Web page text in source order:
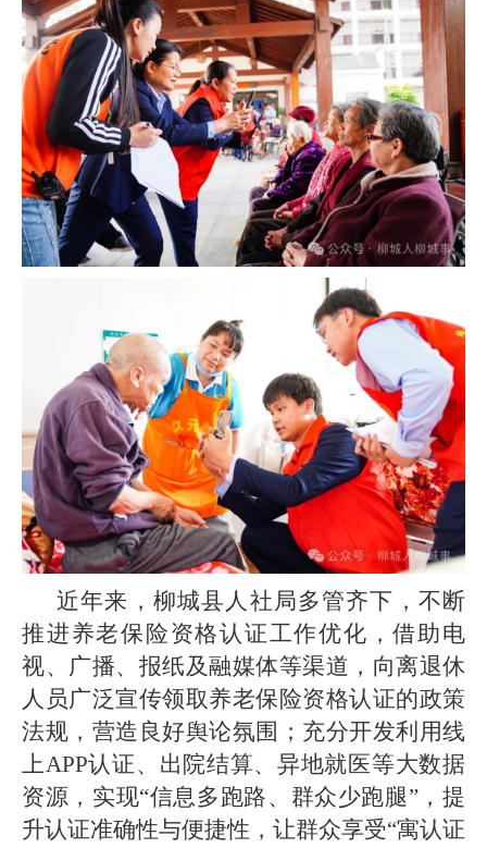
近年来，柳城县人社局多管齐下，不断
推进养老保险资格认证工作优化，借助电
视、广播、报纸及融媒体等渠道，向离退休
人员广泛宣传领取养老保险资格认证的政策
法规，营造良好舆论氛围；充分开发利用线
上APP认证、出院结算、异地就医等大数据
资源，实现“信息多跑路、群众少跑腿”，提
升认证准确性与便捷性，让群众享受“寓认证